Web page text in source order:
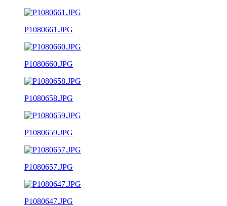
P1080661.JPG
P1080660.JPG
P1080658.JPG
P1080659.JPG
P1080657.JPG
P1080647.JPG